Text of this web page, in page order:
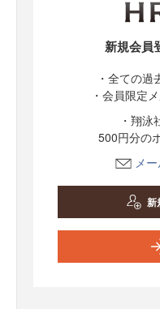
新規会員
・全ての
・会員限定
・翔泳
500円分の
メ
新